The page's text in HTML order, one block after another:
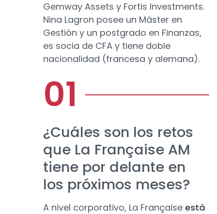
Gemway Assets y Fortis Investments.
Nina Lagron posee un Máster en
Gestión y un postgrado en Finanzas,
es socia de CFA y tiene doble
nacionalidad (francesa y alemana).
¿Cuáles son los retos
que La Française AM
tiene por delante en
los próximos meses?
A nivel corporativo, La Française está